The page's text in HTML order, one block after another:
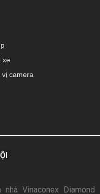
xe
camera
Vinaconex Diamond